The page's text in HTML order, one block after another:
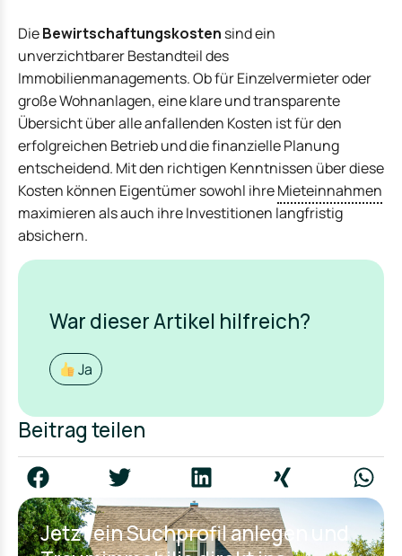
DieBewirtschaftungskosten sind ein
unverzichtbarer Bestandteil des
Immobilienmanagements. Ob für Einzelvermieter oder
große Wohnanlagen, eine klare und transparente
Übersicht über alle anfallenden Kosten ist für den
erfolgreichen Betrieb und die finanzielle Planung
entscheidend. Mit den richtigen Kenntnissen über diese
Kosten können Eigentümer sowohl ihreMieteinnahmen
maximieren als auch ihre Investitionen langfristig
absichern.
War dieser Artikel hilfreich?
Ja
Beitrag teilen
Jetzt ein Suchprofil anlegen und